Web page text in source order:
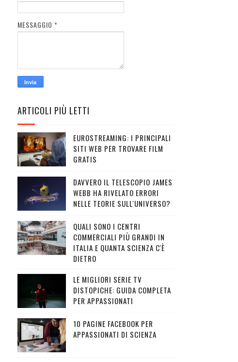
MESSAGGIO *
ARTICOLI PIÙ LETTI
EUROSTREAMING: I PRINCIPALI
SITI WEB PER TROVARE FILM
GRATIS
DAVVERO IL TELESCOPIO JAMES
WEBB HA RIVELATO ERRORI
NELLE TEORIE SULL'UNIVERSO?
QUALI SONO I CENTRI
COMMERCIALI PIÙ GRANDI IN
ITALIA E QUANTA SCIENZA C'È
DIETRO
LE MIGLIORI SERIE TV
DISTOPICHE: GUIDA COMPLETA
PER APPASSIONATI
10 PAGINE FACEBOOK PER
APPASSIONATI DI SCIENZA